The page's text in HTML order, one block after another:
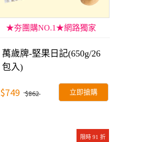
★夯團購NO.1★網路獨家
萬歲牌-堅果日記(650g/26
包入)
$749 $862 立即搶購
限時 91 折